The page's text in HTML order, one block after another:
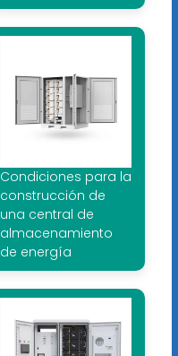
Condiciones para la
construcción de
una central de
almacenamiento
de energía